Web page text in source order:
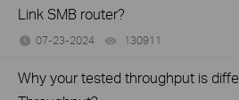
Link SMB router?
07-23-2024 130911
Why your tested throughput is